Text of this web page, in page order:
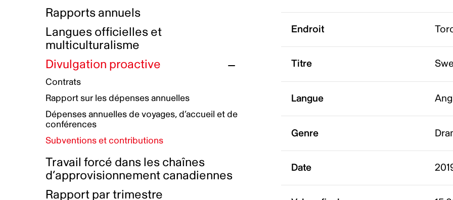
Initiatives autochtones
Plan de réconciliation autochtone
Groupe de travail autochtone
Principes directeurs sur le
harcèlement
Plan d’action pour la parité
Plan d'équité, de diversité,
d'inclusion et d'accessibilité
Boîte à outils pour le récit authentique
Collecte de données et l’auto-identification
Plan d'accessibilité
Rémunération et avantages
Prix et certifications
Nos valeurs d’entreprise
Rapports annuels
Langues officielles et
multiculturalisme
Divulgation proactive
Contrats
Rapport sur les dépenses annuelles
Dépenses annuelles de voyages, d’accueil et de
conférences
Subventions et contributions
Travail forcé dans les chaînes
d’approvisionnement canadiennes
Rapport par trimestre
Endroit
Titre
Langue
Genre
Date